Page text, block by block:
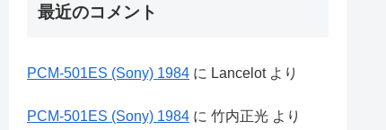
最近のコメント
PCM-501ES (Sony) 1984 に Lancelotより
PCM-501ES (Sony) 1984 に 竹内正光 より